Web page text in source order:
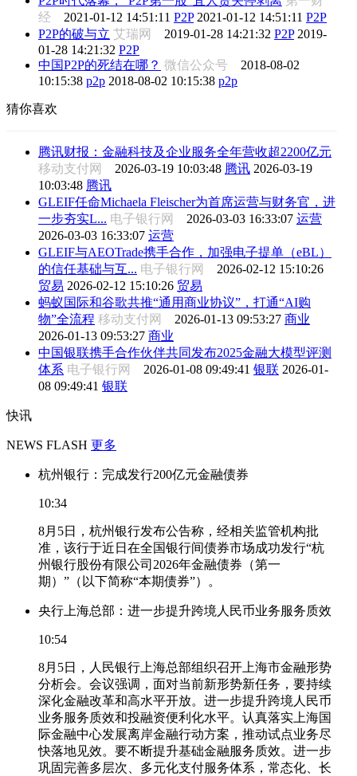
经 2021-01-12 14:51:11 P2P 2021-01-12 14:51:11 P2P
P2P的破与立 艾瑞网 2019-01-28 14:21:32 P2P 2019-
01-28 14:21:32 P2P
中国P2P的死结在哪？ 微信公众号 2018-08-02
10:15:38 p2p 2018-08-02 10:15:38 p2p
猜你喜欢
腾讯财报：金融科技及企业服务全年营收超2200亿元
移动支付网 2026-03-19 10:03:48 腾讯 2026-03-19
10:03:48 腾讯
GLEIF任命Michaela Fleischer为首席运营与财务官，进
一步夯实L... 电子银行网 2026-03-03 16:33:07 运营
2026-03-03 16:33:07 运营
GLEIF与AEOTrade携手合作，加强电子提单（eBL）
的信任基础与互... 电子银行网 2026-02-12 15:10:26
贸易 2026-02-12 15:10:26 贸易
蚂蚁国际和谷歌共推“通用商业协议”，打通“AI购
物”全流程 移动支付网 2026-01-13 09:53:27 商业
2026-01-13 09:53:27 商业
中国银联携手合作伙伴共同发布2025金融大模型评测
体系 电子银行网 2026-01-08 09:49:41 银联 2026-01-
08 09:49:41 银联
快讯
NEWS FLASH 更多
杭州银行：完成发行200亿元金融债券
10:34
8月5日，杭州银行发布公告称，经相关监管机构批
准，该行于近日在全国银行间债券市场成功发行“杭
州银行股份有限公司2026年金融债券（第一
期）”（以下简称“本期债券”）。
央行上海总部：进一步提升跨境人民币业务服务质效
10:54
8月5日，人民银行上海总部组织召开上海市金融形势
分析会。会议强调，面对当前新形势新任务，要持续
深化金融改革和高水平开放。进一步提升跨境人民币
业务服务质效和投融资便利化水平。认真落实上海国
际金融中心发展离岸金融行动方案，推动试点业务尽
快落地见效。要不断提升基础金融服务质效。进一步
巩固完善多层次、多元化支付服务体系，常态化、长